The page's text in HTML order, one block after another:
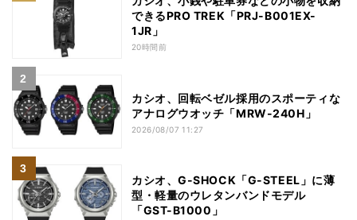
できるPRO TREK「PRJ-B001EX-
1JR」
20時間前
カシオ、回転ベゼル採用のスポーティな
アナログウオッチ「MRW-240H」
2026/08/07 11:27
カシオ、G-SHOCK「G-STEEL」に薄
型・軽量のウレタンバンドモデル
「GST-B1000」